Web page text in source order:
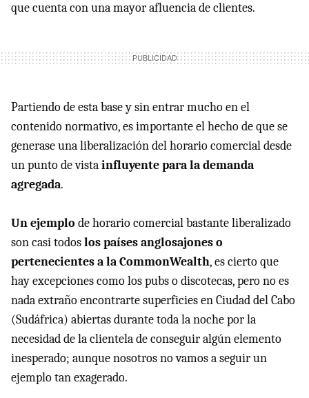
que cuenta con una mayor afluencia de clientes.
Partiendo de esta base y sin entrar mucho en el
contenido normativo, es importante el hecho de que se
generase una liberalización del horario comercial desde
un punto de vistainfluyente para la demanda
agregada.
Un ejemplo de horario comercial bastante liberalizado
son casi todoslos países anglosajones o
pertenecientes a la CommonWealth, es cierto que
hay excepciones como los pubs o discotecas, pero no es
nada extraño encontrarte superficies en Ciudad del Cabo
(Sudáfrica) abiertas durante toda la noche por la
necesidad de la clientela de conseguir algún elemento
inesperado; aunque nosotros no vamos a seguir un
ejemplo tan exagerado.